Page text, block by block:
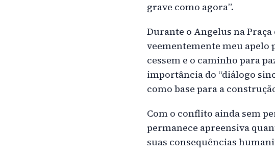
grave como agora”.
Durante o Angelus na Praça
veementemente meu apelo
cessem e o caminho para
importância do “diálogo
como base para a
Com o conflito ainda sem
permanece apreensiva
suas consequências